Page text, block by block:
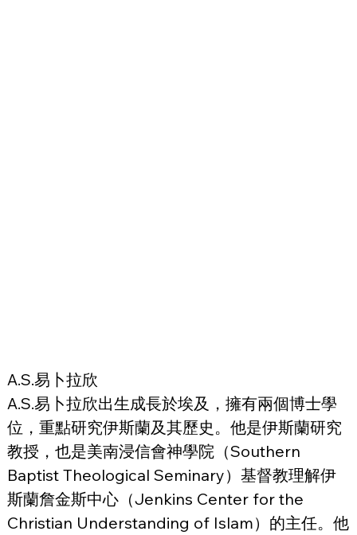
A.S.易卜拉欣
A.S.易卜拉欣出生成長於埃及，擁有兩個博士學
位，重點研究伊斯蘭及其歷史。他是伊斯蘭研究
教授，也是美南浸信會神學院（Southern
Baptist Theological Seminary）基督教理解伊
斯蘭詹金斯中心（Jenkins Center for the
Christian Understanding of Islam）的主任。他